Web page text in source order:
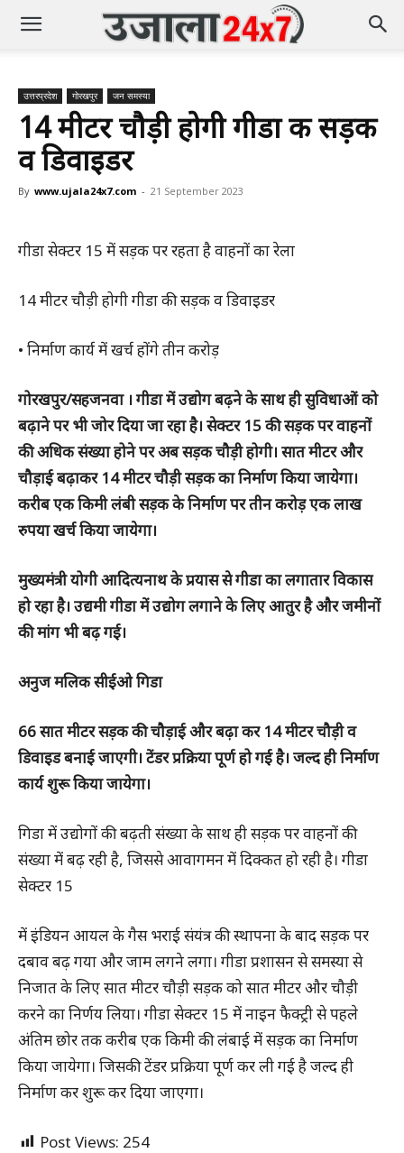
उत्तरप्रदेश गोरखपुर जन समस्या
14 मीटर चौड़ी होगी गीडा की सड़क
व डिवाइडर
By www.ujala24x7.com - 21 September 2023
गीडा सेक्टर 15 में सड़क पर रहता है वाहनों का रेला
14 मीटर चौड़ी होगी गीडा की सड़क व डिवाइडर
• निर्माण कार्य में खर्च होंगे तीन करोड़
गोरखपुर/सहजनवा । गीडा में उद्योग बढ़ने के साथ ही सुविधाओं को
बढ़ाने पर भी जोर दिया जा रहा है। सेक्टर 15 की सड़क पर वाहनों
की अधिक संख्या होने पर अब सड़क चौड़ी होगी। सात मीटर और
चौड़ाई बढ़ाकर 14 मीटर चौड़ी सड़क का निर्माण किया जायेगा।
करीब एक किमी लंबी सड़क के निर्माण पर तीन करोड़ एक लाख
रुपया खर्च किया जायेगा।
मुख्यमंत्री योगी आदित्यनाथ के प्रयास से गीडा का लगातार विकास
हो रहा है। उद्यमी गीडा में उद्योग लगाने के लिए आतुर है और जमीनों
की मांग भी बढ़ गई।
अनुज मलिक सीईओ गिडा
66 सात मीटर सड़क की चौड़ाई और बढ़ा कर 14 मीटर चौड़ी व
डिवाइड बनाई जाएगी। टेंडर प्रक्रिया पूर्ण हो गई है। जल्द ही निर्माण
कार्य शुरू किया जायेगा।
गिडा में उद्योगों की बढ़ती संख्या के साथ ही सड़क पर वाहनों की
संख्या में बढ़ रही है, जिससे आवागमन में दिक्कत हो रही है। गीडा
सेक्टर 15
में इंडियन आयल के गैस भराई संयंत्र की स्थापना के बाद सड़क पर
दबाव बढ़ गया और जाम लगने लगा। गीडा प्रशासन से समस्या से
निजात के लिए सात मीटर चौड़ी सड़क को सात मीटर और चौड़ी
करने का निर्णय लिया। गीडा सेक्टर 15 में नाइन फैक्ट्री से पहले
अंतिम छोर तक करीब एक किमी की लंबाई में सड़क का निर्माण
किया जायेगा। जिसकी टेंडर प्रक्रिया पूर्ण कर ली गई है जल्द ही
निर्माण कर शुरू कर दिया जाएगा।
Post Views: 254